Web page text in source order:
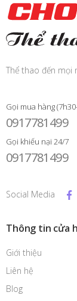
Thể thao đến mọi
Gọi mua hàng
0917781499
Gọi khiếu nại 24/7
0917781499
Social Media
Thông tin cửa
Giới thiệu
Liên hệ
Blog